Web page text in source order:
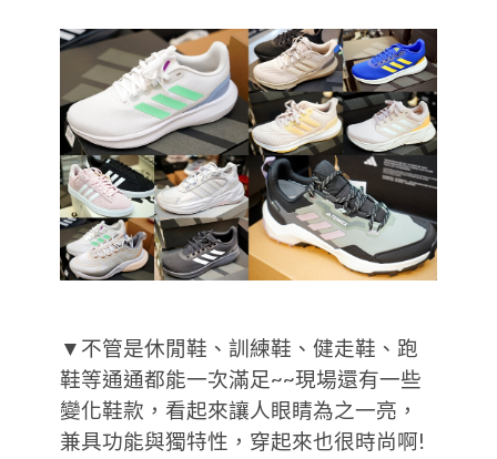
▼不管是休閒鞋、訓練鞋、健走鞋、跑
鞋等通通都能一次滿足~~現場還有一些
變化鞋款，看起來讓人眼睛為之一亮，
兼具功能與獨特性，穿起來也很時尚啊!